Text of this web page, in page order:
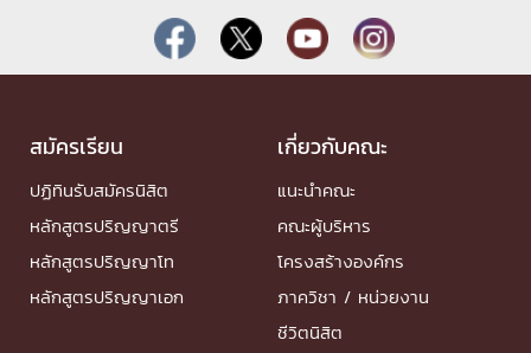
สมัครเรียน
ปฏิทินรับสมัครนิสิต
หลักสูตรปริญญาตรี
หลักสูตรปริญญาโท
หลักสูตรปริญญาเอก
เกี่ยวกับคณะ
แนะนำคณะ
คณะผู้บริหาร
โครงสร้างองค์กร
ภาควิชา / หน่วยงาน
ชีวิตนิสิต